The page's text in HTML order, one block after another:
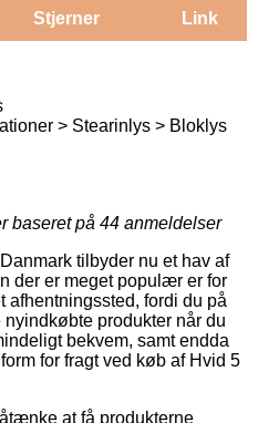
Stjerner Link
> Stearinlys > Bloklys
baseret på 44 anmeldelser
tilbyder nu et hav af
der er meget populær er for
fordi du på
produkter når du
bekvem, samt endda
for fragt ved køb af Hvid 5
at få produkterne